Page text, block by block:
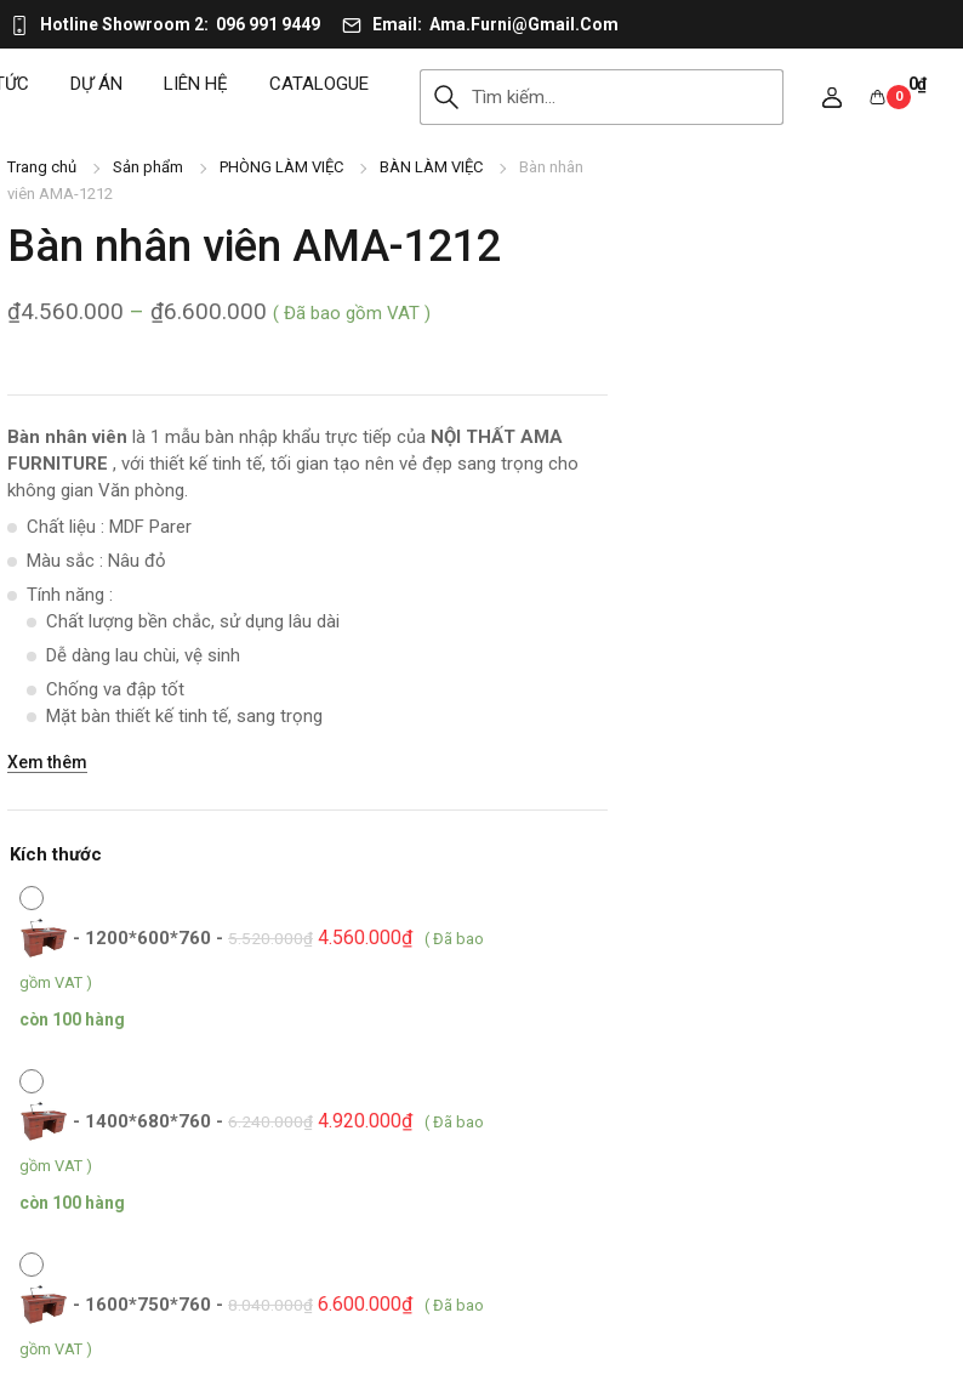
Hotline Showroom 2 096 991 9449 Email Ama.Furni@Gmail.Com
DỰ ÁN LIÊN HỆ CATALOGUE 0₫
0
Trang chủ Sản phẩm PHÒNG LÀM VIỆC BÀN LÀM VIỆC
Bàn nhân
viên AMA-1212
Bàn nhân viên AMA-1212
4.560.000
₫ – 6.600.000
₫ ( Đã bao gồm VAT )
Bàn nhân viên là 1 mẫu bàn nhập khẩu trực tiếp của NỘI THẤT AMA
FURNITURE , với thiết kế tinh tế, tối gian tạo nên vẻ đẹp sang trọng cho
không gian Văn phòng.
Chất liệu : MDF Parer
Màu sắc : Nâu đỏ
Tính năng :
Chất lượng bền chắc, sử dụng lâu dài
Dễ dàng lau chùi, vệ sinh
Chống va đập tốt
Mặt bàn thiết kế tinh tế, sang trọng
Xem thêm
Kích thước
- 1200*600*760 - 5.520.000₫ 4.560.000₫ ( Đã bao
gồm VAT )
còn 100 hàng
- 1400*680*760 - 6.240.000₫ 4.920.000₫ ( Đã bao
gồm VAT )
còn 100 hàng
- 1600*750*760 - 8.040.000₫ 6.600.000₫ ( Đã bao
gồm VAT )